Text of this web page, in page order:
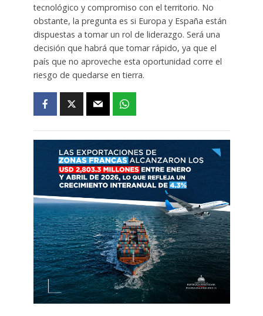
tecnológico y compromiso con el territorio. No
obstante, la pregunta es si Europa y España están
dispuestas a tomar un rol de liderazgo. Será una
decisión que habrá que tomar rápido, ya que el
país que no aproveche esta oportunidad corre el
riesgo de quedarse en tierra.